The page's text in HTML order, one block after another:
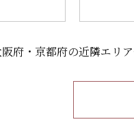
府・京都府の近隣エリ